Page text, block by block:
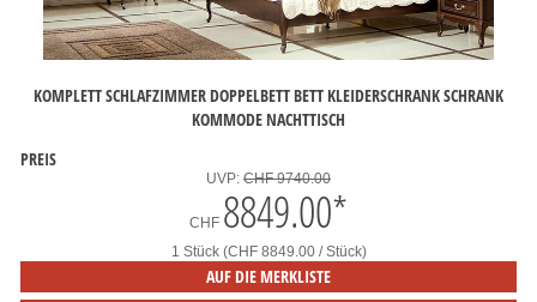
KOMPLETT SCHLAFZIMMER DOPPELBETT BETT KLEIDERSCHRANK SCHRANK
KOMMODE NACHTTISCH
PREIS
UVP: CHF 9740.00
CHF 8849.00*
1 Stück (CHF 8849.00 / Stück)
AUF DIE MERKLISTE